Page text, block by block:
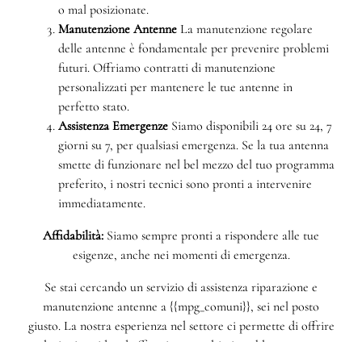
o mal posizionate.
Manutenzione Antenne La manutenzione regolare
delle antenne è fondamentale per prevenire problemi
futuri. Offriamo contratti di manutenzione
personalizzati per mantenere le tue antenne in
perfetto stato.
Assistenza Emergenze Siamo disponibili 24 ore su 24, 7
giorni su 7, per qualsiasi emergenza. Se la tua antenna
smette di funzionare nel bel mezzo del tuo programma
preferito, i nostri tecnici sono pronti a intervenire
immediatamente.
Affidabilità: Siamo sempre pronti a rispondere alle tue
esigenze, anche nei momenti di emergenza.
Se stai cercando un servizio di assistenza riparazione e
manutenzione antenne a {{mpg_comuni}}, sei nel posto
giusto. La nostra esperienza nel settore ci permette di offrire